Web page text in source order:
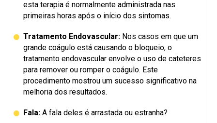
esta terapia é normalmente administrada nas
primeiras horas após o início dos sintomas.
Tratamento Endovascular: Nos casos em que um
grande coágulo está causando o bloqueio, o
tratamento endovascular envolve o uso de cateteres
para remover ou romper o coágulo. Este
procedimento mostrou um sucesso significativo na
melhoria dos resultados.
Fala: A fala deles é arrastada ou estranha?